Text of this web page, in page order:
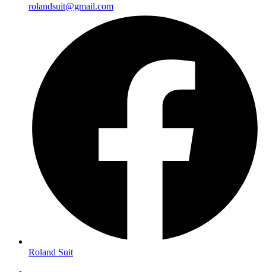
rolandsuit@gmail.com
Roland Suit